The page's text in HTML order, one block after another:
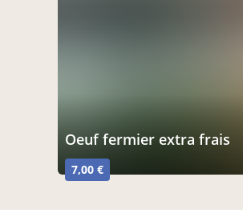
oeuf fermier extra frais
7,00 €